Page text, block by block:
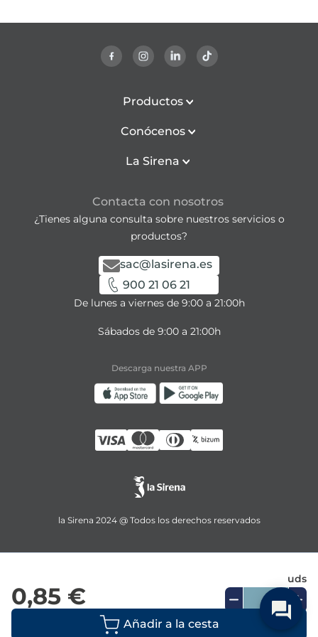
0,85 €
uds
Añadir a la cesta
Productos
Conócenos
La Sirena
Contacta con nosotros
¿Tienes alguna consulta sobre nuestros servicios o
productos?
sac@lasirena.es
900 21 06 21
De lunes a viernes de 9:00 a 21:00h
Sábados de 9:00 a 21:00h
Descarga nuestra APP
la Sirena 2024 @ Todos los derechos reservados